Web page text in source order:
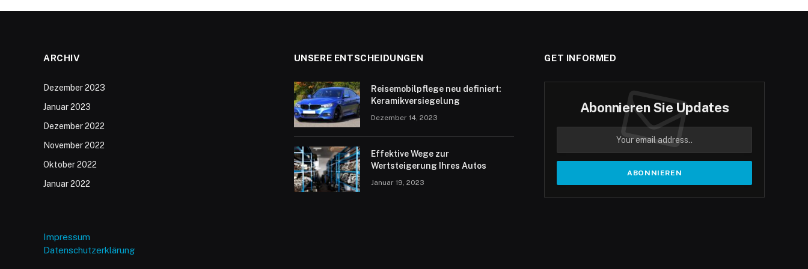
ARCHIV
Dezember 2023
Januar 2023
Dezember 2022
November 2022
Oktober 2022
Januar 2022
UNSERE ENTSCHEIDUNGEN
Reisemobilpflege neu definiert:
Keramikversiegelung
Dezember 14, 2023
Effektive Wege zur
Wertsteigerung Ihres Autos
Januar 19, 2023
GET INFORMED
Abonnieren Sie Updates
Impressum
Datenschutzerklärung